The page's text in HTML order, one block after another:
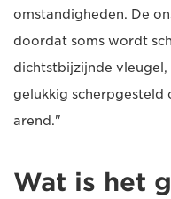
omstandigheden. De
doordat soms wordt
dichtstbijzijnde
gelukkig scherpgesteld
arend."
Wat is het